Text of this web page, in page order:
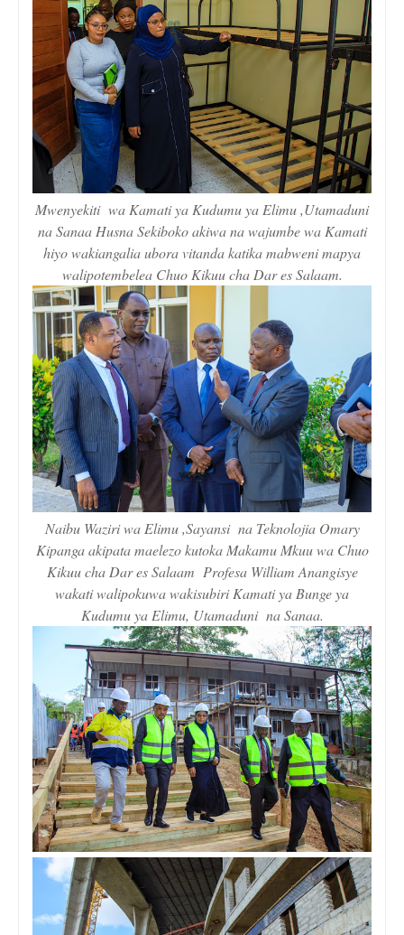
Mwenyekiti wa Kamati ya Kudumu ya Elimu ,Utamaduni
na Sanaa Husna Sekiboko akiwa na wajumbe wa Kamati
hiyo wakiangalia ubora vitanda katika mabweni mapya
walipotembelea Chuo Kikuu cha Dar es Salaam.
Naibu Waziri wa Elimu ,Sayansi na Teknolojia Omary
Kipanga akipata maelezo kutoka Makamu Mkuu wa Chuo
Kikuu cha Dar es Salaam Profesa William Anangisye
wakati walipokuwa wakisubiri Kamati ya Bunge ya
Kudumu ya Elimu, Utamaduni na Sanaa.